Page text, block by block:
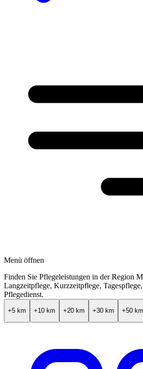
Menü öffnen
Finden Sie Pflegeleistungen in der Region
Langzeitpflege, Kurzzeitpflege,
Pflegedienst.
+5 km +10 km +20 km +30 km +50 km